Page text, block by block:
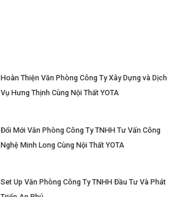
Hoàn Thiện Văn Phòng Công Ty Xây Dựng và Dịch
Vụ Hưng Thịnh Cùng Nội Thất YOTA
Đổi Mới Văn Phòng Công Ty TNHH Tư Vấn Công
Nghệ Minh Long Cùng Nội Thất YOTA
Set Up Văn Phòng Công Ty TNHH Đầu Tư Và Phát